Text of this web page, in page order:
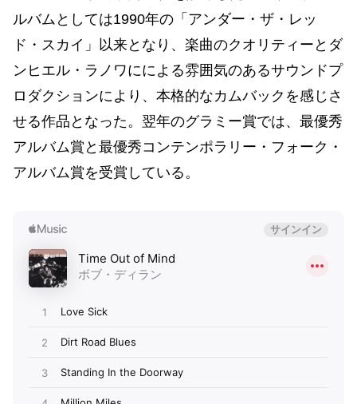
ルバムとしては1990年の「アンダー・ザ・レッ
ド・スカイ」以来となり、楽曲のクオリティーとダ
ンヒエル・ラノワにによる雰囲気のあるサウンドプ
ロダクションにより、本格的なカムバックを感じさ
せる作品となった。翌年のグラミー賞では、最優秀
アルバム賞と最優秀コンテンポラリー・フォーク・
アルバム賞を受賞している。